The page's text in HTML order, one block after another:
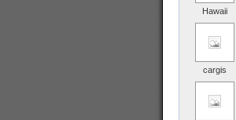
Hawaii
cargis